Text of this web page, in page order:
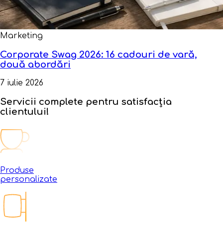
Marketing
Corporate Swag 2026: 16 cadouri de vară,
două abordări
7 iulie 2026
Servicii complete pentru satisfacția
clientului!
Produse
personalizate